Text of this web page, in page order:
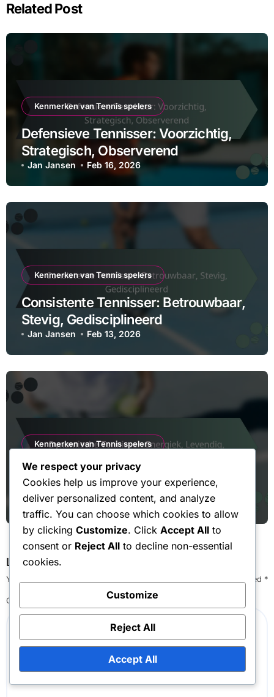
Related Post
Kenmerken van Tennis spelers
Defensieve Tennisser: Voorzichtig,
Strategisch, Observerend
Jan Jansen Feb 16, 2026
Kenmerken van Tennis spelers
Consistente Tennisser: Betrouwbaar,
Stevig, Gedisciplineerd
Jan Jansen Feb 13, 2026
Kenmerken van Tennis spelers
Dynamische Tennisser: Energiek,
Levendig, Aanpasbaar
Jan Jansen Feb 11, 2026
Leave a Reply
Your email address will not be published. Required fields are marked *
Comment
We respect your privacy
Cookies help us improve your experience,
deliver personalized content, and analyze
traffic. You can choose which cookies to allow
by clicking Customize. Click Accept All to
consent or Reject All to decline non-essential
cookies.
Customize
Reject All
Accept All